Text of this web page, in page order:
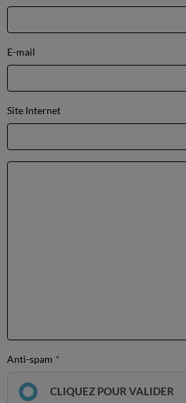
E-mail
Site Internet
Anti-spam
CLIQUEZ POUR VALIDER